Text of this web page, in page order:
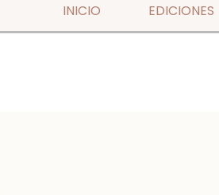
INICIO EDICIONES